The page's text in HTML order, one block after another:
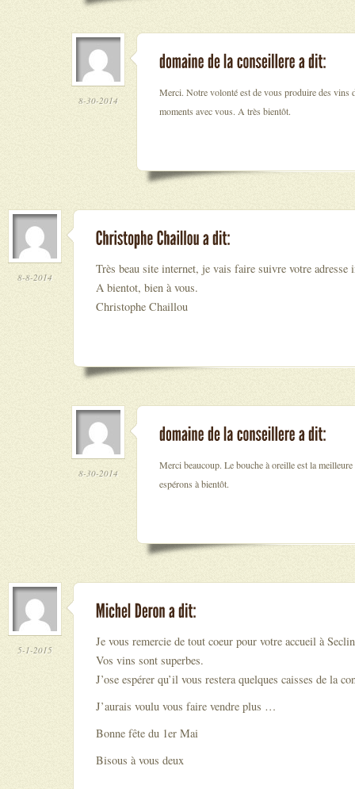
8-30-2014
Merci. Notre volonté est de vous produire des vins
moments avec vous. A très bientôt.
8-8-2014
Très beau site internet, je vais faire suivre votre adresse
A bientot, bien à vous.
Christophe Chaillou
8-30-2014
Merci beaucoup. Le bouche à oreille est la
espérons à bientôt.
5-1-2015
Je vous remercie de tout coeur pour votre accueil à
Vos vins sont superbes.
J’ose espérer qu’il vous restera quelques caisses de la
J’aurais voulu vous faire vendre plus …
Bonne fête du 1er Mai
Bisous à vous deux